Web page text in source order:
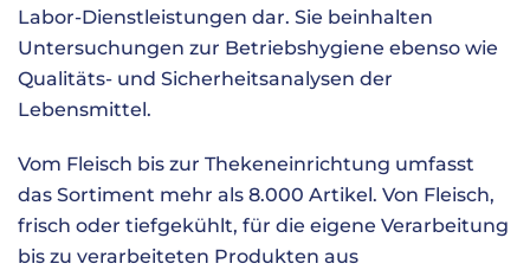
Labor-Dienstleistungen dar. Sie beinhalten
Untersuchungen zur Betriebshygiene ebenso wie
Qualitäts- und Sicherheitsanalysen der
Lebensmittel.
Vom Fleisch bis zur Thekeneinrichtung umfasst
das Sortiment mehr als 8.000 Artikel. Von Fleisch,
frisch oder tiefgekühlt, für die eigene Verarbeitung
bis zu verarbeiteten Produkten aus